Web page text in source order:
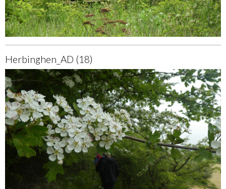
Herbinghen_AD (18)